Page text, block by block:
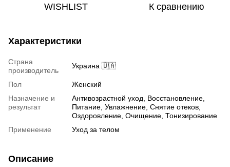
WISHLIST К сравнению
Характеристики
Страна
производитель
Украина 🇺🇦
Пол
Женский
Назначение и
результат
Антивозрастной уход, Восстановление,
Питание, Увлажнение, Снятие отеков,
Оздоровление, Очищение, Тонизирование
Применение
Уход за телом
Описание